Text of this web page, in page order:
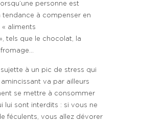
personne est
tendance à compenser en
aliments
tels que le chocolat, la
à un pic de stress qui
va par ailleurs
se mettre à consommer
lui sont interdits : si vous ne
féculents, vous allez dévorer